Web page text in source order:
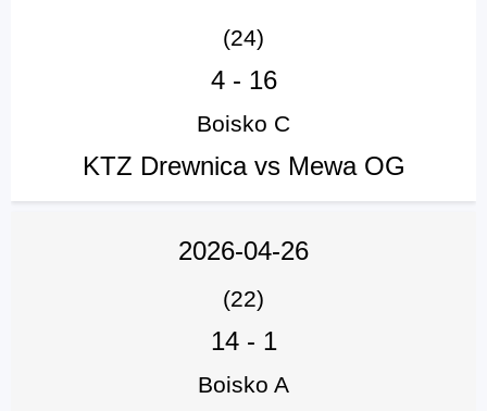
(24)
4- 16
Boisko C
KTZ Drewnica vs Mewa OG
2026-04-26
(22)
14- 1
Boisko A